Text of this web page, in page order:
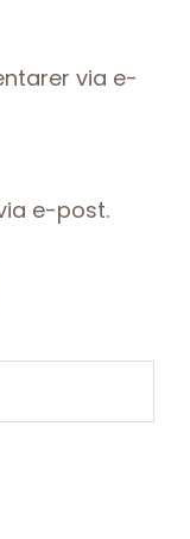
via e-
e-post.